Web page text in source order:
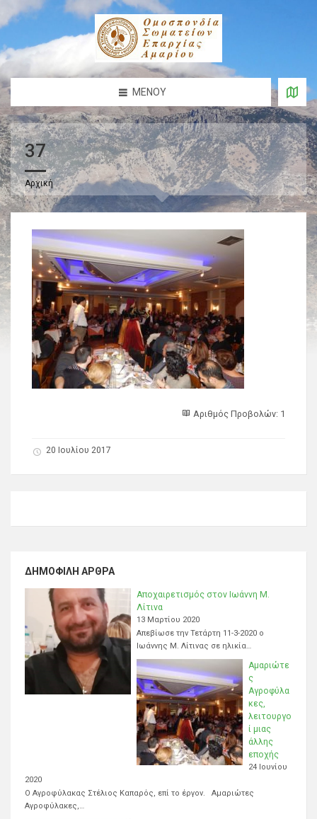
ΜΕΝΟΎ
37
Αρχική
Αριθμός Προβολών: 1
20 Ιουλίου 2017
ΔΗΜΟΦΙΛΉ ΆΡΘΡΑ
Αποχαιρετισμός στον Ιωάννη Μ.
Λίτινα
13 Μαρτίου 2020
Απεβίωσε την Τετάρτη 11-3-2020 ο
Ιωάννης Μ. Λίτινας σε ηλικία…
Αμαριώτε
ς
Αγροφύλα
κες,
λειτουργο
ί μιας
άλλης
εποχής
24 Ιουνίου
2020
Ο Αγροφύλακας Στέλιος Καπαρός, επί το έργον. Αμαριώτες
Αγροφύλακες,…